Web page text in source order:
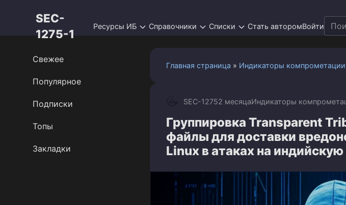
SEC-
1275-1
Ресурсы ИБ Справочники Списки Стать авторомВойти
for:
Главная страница » Индикаторы компрометации
SEC-12752 месяцаИндикаторы
Группировка Transparent
файлы для доставки
Linux в атаках на
Свежее
Популярное
Подписки
Топы
Закладки